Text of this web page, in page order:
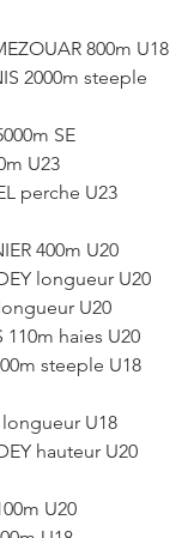
800m U18
2000m steeple
SE
U23
perche U23
400m U20
longueur U20
U20
110m haies U20
steeple U18
U18
hauteur U20
U20